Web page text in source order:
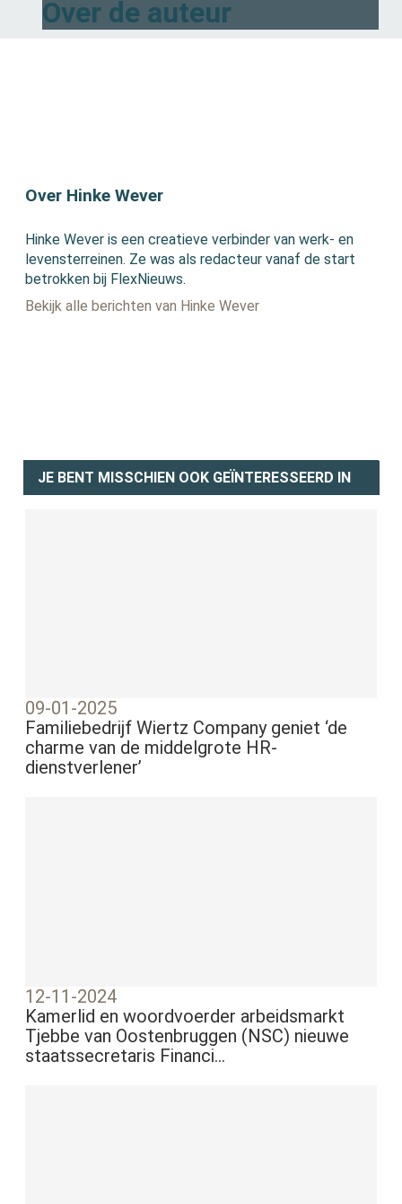
Over de auteur
Over Hinke Wever
Hinke Wever is een creatieve verbinder van werk- en
levensterreinen. Ze was als redacteur vanaf de start
betrokken bij FlexNieuws.
Bekijk alle berichten van Hinke Wever
JE BENT MISSCHIEN OOK GEÏNTERESSEERD IN
09-01-2025
Familiebedrijf Wiertz Company geniet ‘de
charme van de middelgrote HR-
dienstverlener’
12-11-2024
Kamerlid en woordvoerder arbeidsmarkt
Tjebbe van Oostenbruggen (NSC) nieuwe
staatssecretaris Financi...